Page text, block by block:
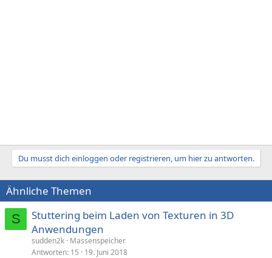
Du musst dich einloggen oder registrieren, um hier zu antworten.
Ähnliche Themen
S
Stuttering beim Laden von Texturen in 3D
Anwendungen
sudden2k Massenspeicher
Antworten 15 19. Juni 2018